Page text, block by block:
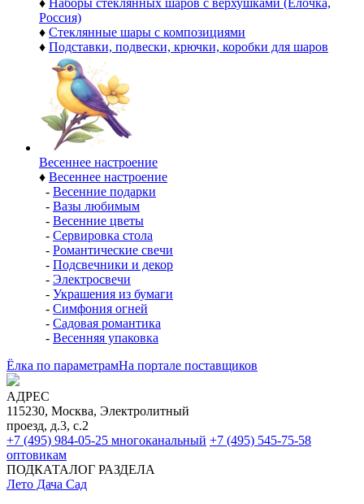
♦ Наборы стеклянных шаров с верхушками (Елочка,
Россия)
♦ Стеклянные шары с композициями
♦ Подставки, подвески, крючки, коробки для шаров
Весеннее настроение
♦ Весеннее настроение
- Весенние подарки
- Вазы любимым
- Весенние цветы
- Сервировка стола
- Романтические свечи
- Подсвечники и декор
- Электросвечи
- Украшения из бумаги
- Симфония огней
- Садовая романтика
- Весенняя упаковка
Ёлка по параметрамНа портале поставщиков
АДРЕС
115230, Москва, Электролитный
проезд, д.3, с.2
+7 (495) 984-05-25 многоканальный +7 (495) 545-75-58
оптовикам
ПОДКАТАЛОГ РАЗДЕЛА
Лето Дача Сад